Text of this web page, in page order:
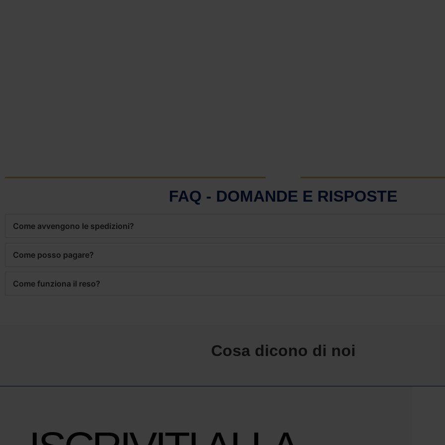
FAQ - DOMANDE E RISPOSTE
Come avvengono le spedizioni?
Come posso pagare?
Come funziona il reso?
Cosa dicono di noi